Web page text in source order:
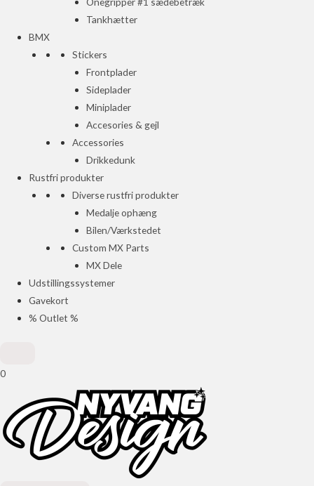
Tankhætter
BMX
Stickers
Frontplader
Sideplader
Miniplader
Accesories & gejl
Accessories
Drikkedunk
Rustfri produkter
Diverse rustfri produkter
Medalje ophæng
Bilen/Værkstedet
Custom MX Parts
MX Dele
Udstillingssystemer
Gavekort
% Outlet %
0